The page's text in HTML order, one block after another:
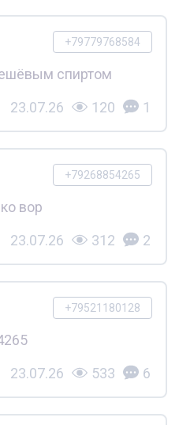
+79779768584
спиртом
23.07.26 120 1
+79268854265
вор
23.07.26 312 2
+79521180128
23.07.26 533 6